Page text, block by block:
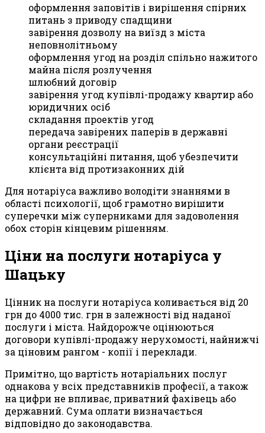
оформлення заповітів і вирішення спірних
питань з приводу спадщини
завірення дозволу на виїзд з міста
неповнолітньому
оформлення угод на розділ спільно нажитого
майна після розлучення
шлюбний договір
завірення угод купівлі-продажу квартир або
юридичних осіб
складання проектів угод
передача завірених паперів в державні
органи реєстрації
консультаційні питання, щоб убезпечити
клієнта від протизаконних дій
Для нотаріуса важливо володіти знаннями в
області психології, щоб грамотно вирішити
суперечки між суперниками для задоволення
обох сторін кінцевим рішенням.
Ціни на послуги нотаріуса у
Шацьку
Цінник на послуги нотаріуса коливається від 20
грн до 4000 тис. грн в залежності від наданої
послуги і міста. Найдорожче оцінюються
договори купівлі-продажу нерухомості, найнижчі
за ціновим рангом - копії і переклади.
Примітно, що вартість нотаріальних послуг
однакова у всіх представників професії, а також
на цифри не впливає, приватний фахівець або
державний. Сума оплати визначається
відповідно до законодавства.